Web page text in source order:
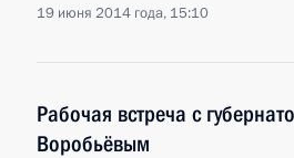
19 июня 2014 года, 15:10
Рабочая встреча с
Воробьёвым